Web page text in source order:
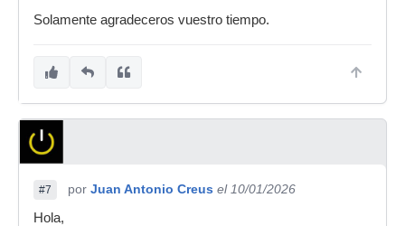
Solamente agradeceros vuestro tiempo.
#7 por Juan Antonio Creus el 10/01/2026
Hola,